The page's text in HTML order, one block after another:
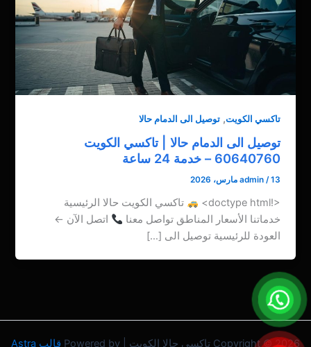
تاكسي الكويت,توصيل الى الدمام حالا
توصيل الى الدمام حالا | تاكسي الكويت
60640760 – خدمة 24 ساعة
admin /13 مارس، 2026
<!doctype html>
تاكسي الكويت حالا الرئيسية
خدماتنا الأسعار المناطق تواصل معنا
اتصل الآن ←
العودة للرئيسية توصيل الى […]
Copyright © 2026 تاكسي حالا الكويت | Powered by قالب Astra